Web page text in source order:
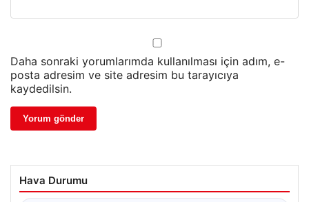
Daha sonraki yorumlarımda kullanılması için adım, e-
posta adresim ve site adresim bu tarayıcıya
kaydedilsin.
Hava Durumu